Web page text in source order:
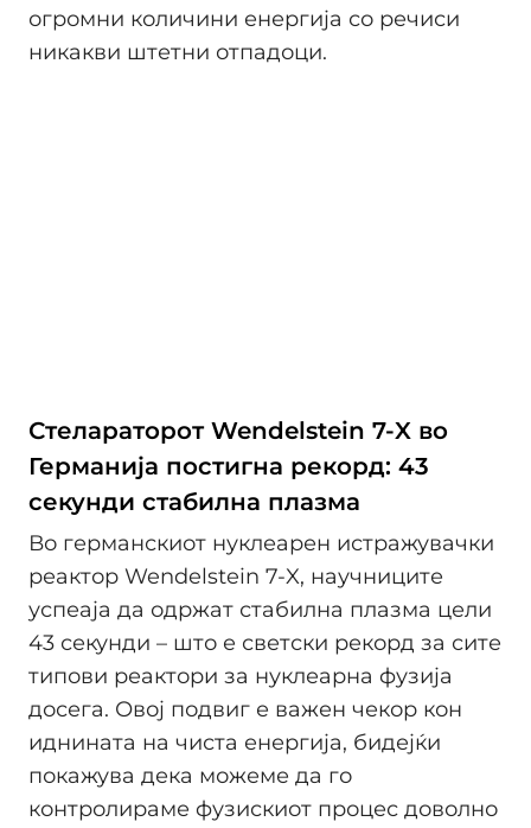
огромни количини енергија со речиси
никакви штетни отпадоци.
Стелараторот Wendelstein 7-X во
Германија постигна рекорд: 43
секунди стабилна плазма
Во германскиот нуклеарен истражувачки
реактор Wendelstein 7-X, научниците
успеаја да одржат стабилна плазма цели
43 секунди – што е светски рекорд за сите
типови реактори за нуклеарна фузија
досега. Овој подвиг е важен чекор кон
иднината на чиста енергија, бидејќи
покажува дека можеме да го
контролираме фузискиот процес доволно